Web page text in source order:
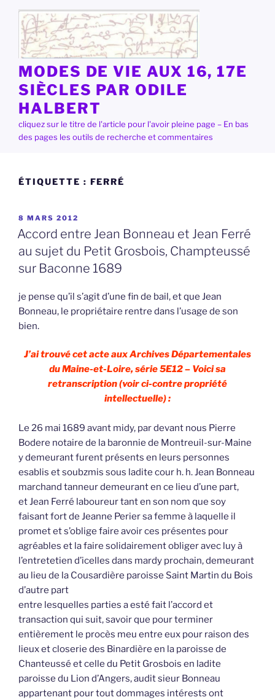
contenu
principal
MODES DE VIE AUX 16, 17E
SIÈCLES PAR ODILE
HALBERT
cliquez sur le titre de l'article pour l'avoir pleine page – En bas
des pages les outils de recherche et commentaires
ÉTIQUETTE : FERRÉ
PUBLIÉ
LE
8 MARS 2012
Accord entre Jean Bonneau et Jean Ferré
au sujet du Petit Grosbois, Champteussé
sur Baconne 1689
je pense qu’il s’agit d’une fin de bail, et que Jean
Bonneau, le propriétaire rentre dans l’usage de son
bien.
J’ai trouvé cet acte aux Archives Départementales
du Maine-et-Loire, série 5E12 – Voici sa
retranscription (voir ci-contre propriété
intellectuelle) :
Le 26 mai 1689 avant midy, par devant nous Pierre
Bodere notaire de la baronnie de Montreuil-sur-Maine
y demeurant furent présents en leurs personnes
esablis et soubzmis sous ladite cour h. h. Jean Bonneau
marchand tanneur demeurant en ce lieu d’une part,
et Jean Ferré laboureur tant en son nom que soy
faisant fort de Jeanne Perier sa femme à laquelle il
promet et s’oblige faire avoir ces présentes pour
agréables et la faire solidairement obliger avec luy à
l’entretetien d’icelles dans mardy prochain, demeurant
au lieu de la Cousardière paroisse Saint Martin du Bois
d’autre part
entre lesquelles parties a esté fait l’accord et
transaction qui suit, savoir que pour terminer
entièrement le procès meu entre eux pour raison des
lieux et closerie des Binardière en la paroisse de
Chanteussé et celle du Petit Grosbois en ladite
paroisse du Lion d’Angers, audit sieur Bonneau
appartenant pour tout dommages intérests ont